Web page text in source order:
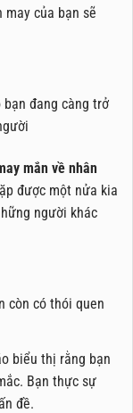
của bạn sẽ
đang càng trở
mắn về nhân
được một nửa kia
người khác
còn có thói quen
biểu thị rằng bạn
Bạn thực sự
đề.